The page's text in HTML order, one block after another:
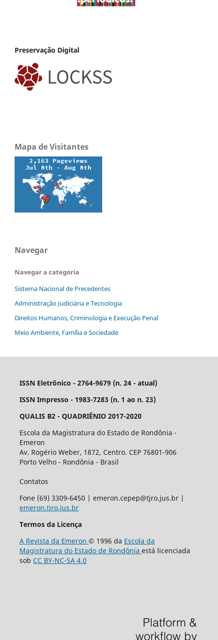
Preservação Digital
Mapa de Visitantes
Navegar
Navegar a categoria
Sistema Nacional de Precedentes
Administração Judiciária e Tecnologia
Direitos Humanos, Criminologia e Execução Penal
Meio Ambiente, Família e Sociedade
ISSN Eletrônico - 2764-9679 (n. 24 - atual)
ISSN Impresso - 1983-7283 (n. 1 ao n. 23)
QUALIS B2 - QUADRIÊNIO 2017-2020
Escola da Magistratura do Estado de Rondônia -
Emeron
Av. Rogério Weber, 1872, Centro. CEP 76801-906
Porto Velho - Rondônia - Brasil
Contatos
Fone (69) 3309-6450 | emeron.cepep@tjro.jus.br |
emeron.tjro.jus.br
Termos da Licença
A Revista da Emeron © 1996 da Escola da
Magistratura do Estado de Rondônia está licenciada
sob CC BY-NC-SA 4.0